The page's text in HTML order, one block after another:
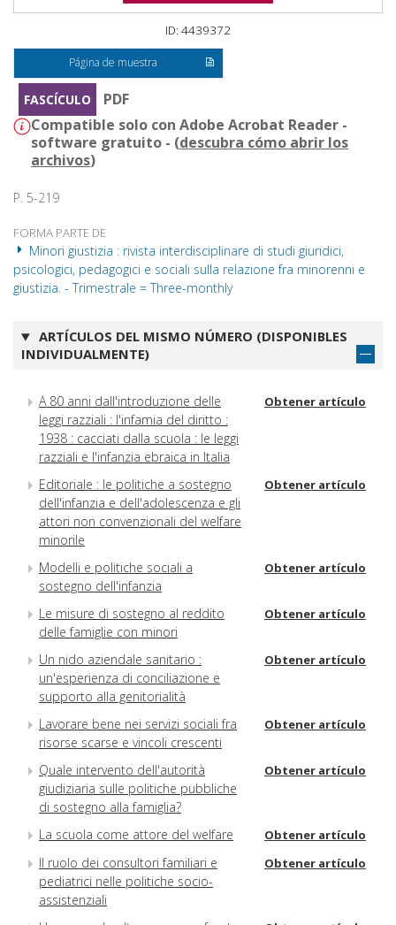
ID: 4439372
Página de muestra
FASCÍCULO
PDF
Compatible solo con Adobe Acrobat Reader -
software gratuito - (descubra cómo abrir los
archivos)
P. 5-219
FORMA PARTE DE
Minori giustizia : rivista interdisciplinare di studi giuridici,
psicologici, pedagogici e sociali sulla relazione fra minorenni e
giustizia. - Trimestrale = Three-monthly
ARTÍCULOS DEL MISMO NÚMERO (DISPONIBLES
INDIVIDUALMENTE)
A 80 anni dall'introduzione delle
leggi razziali : l'infamia del diritto :
1938 : cacciati dalla scuola : le leggi
razziali e l'infanzia ebraica in Italia
Obtener artículo
Editoriale : le politiche a sostegno
dell'infanzia e dell'adolescenza e gli
attori non convenzionali del welfare
minorile
Obtener artículo
Modelli e politiche sociali a
sostegno dell'infanzia
Obtener artículo
Le misure di sostegno al reddito
delle famiglie con minori
Obtener artículo
Un nido aziendale sanitario :
un'esperienza di conciliazione e
supporto alla genitorialità
Obtener artículo
Lavorare bene nei servizi sociali fra
risorse scarse e vincoli crescenti
Obtener artículo
Quale intervento dell'autorità
giudiziaria sulle politiche pubbliche
di sostegno alla famiglia?
Obtener artículo
La scuola come attore del welfare Obtener artículo
Il ruolo dei consultori familiari e
pediatrici nelle politiche socio-
assistenziali
Obtener artículo